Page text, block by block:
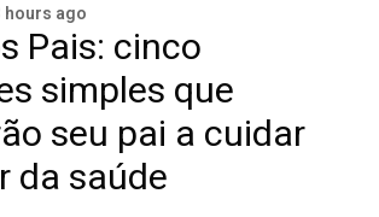
hours ago
Pais: cinco
simples que
seu pai a cuidar
da saúde